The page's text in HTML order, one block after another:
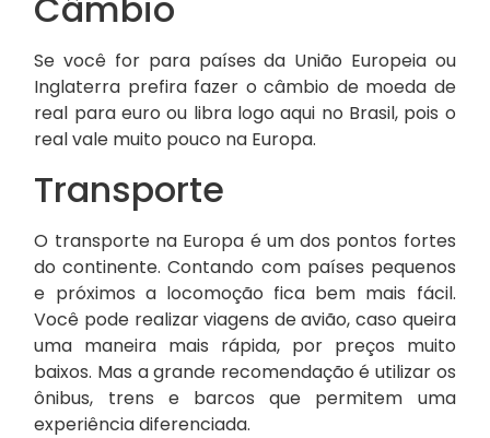
Se você for para países da União Europeia ou
Inglaterra prefira fazer o câmbio de moeda de
real para euro ou libra logo aqui no Brasil, pois o
real vale muito pouco na Europa.
Transporte
O transporte na Europa é um dos pontos fortes
do continente. Contando com países pequenos
e próximos a locomoção fica bem mais fácil.
Você pode realizar viagens de avião, caso queira
uma maneira mais rápida, por preços muito
baixos. Mas a grande recomendação é utilizar os
ônibus, trens e barcos que permitem uma
experiência diferenciada.